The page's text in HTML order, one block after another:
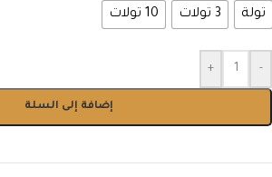
تولة 3 تولات 10 تولات
-
+
إضافة إلى السلة